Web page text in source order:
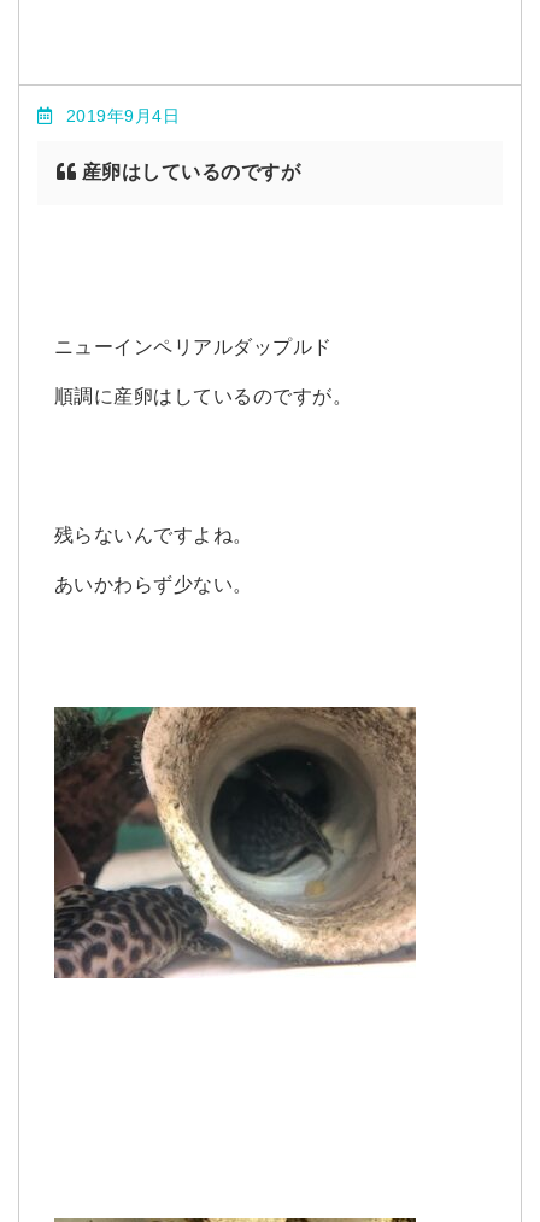
2019年9月4日
産卵はしているのですが
ニューインペリアルダップルド
順調に産卵はしているのですが。
残らないんですよね。
あいかわらず少ない。